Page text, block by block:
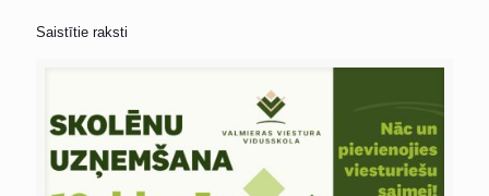
Saistītie raksti